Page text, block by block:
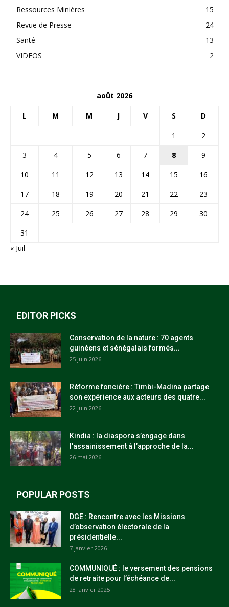
Ressources Minières
15
Revue de Presse
24
Santé
13
VIDEOS
2
août 2026
L M M J V S D
1
2
3
4 5 6 7 8
9
10
11 12 13 14 15
16
17
18 19 20 21 22
23
24
25 26 27 28 29
30
31
« Juil
EDITOR PICKS
Conservation de la nature : 70 agents
guinéens et sénégalais formés...
25 juin 2026
Réforme foncière : Timbi-Madina partage
son expérience aux acteurs des quatre...
22 juin 2026
Kindia : la diaspora s’engage dans
l’assainissement à l’approche de la...
26 mai 2026
POPULAR POSTS
DGE : Rencontre avec les Missions
d’observation électorale de la
présidentielle...
7 janvier 2026
COMMUNIQUÉ : le versement des pensions
de retraite pour l’échéance de...
28 janvier 2025